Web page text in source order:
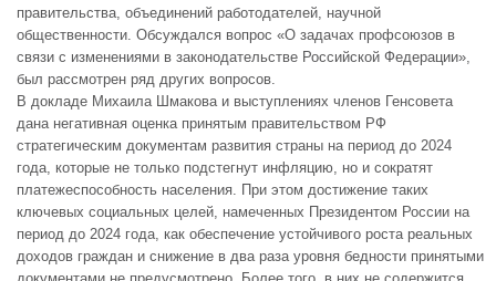
правительства, объединений работодателей, научной
общественности. Обсуждался вопрос «О задачах профсоюзов в
связи с изменениями в законодательстве Российской Федерации»,
был рассмотрен ряд других вопросов.
В докладе Михаила Шмакова и выступлениях членов Генсовета
дана негативная оценка принятым правительством РФ
стратегическим документам развития страны на период до 2024
года, которые не только подстегнут инфляцию, но и сократят
платежеспособность населения. При этом достижение таких
ключевых социальных целей, намеченных Президентом России на
период до 2024 года, как обеспечение устойчивого роста реальных
доходов граждан и снижение в два раза уровня бедности принятыми